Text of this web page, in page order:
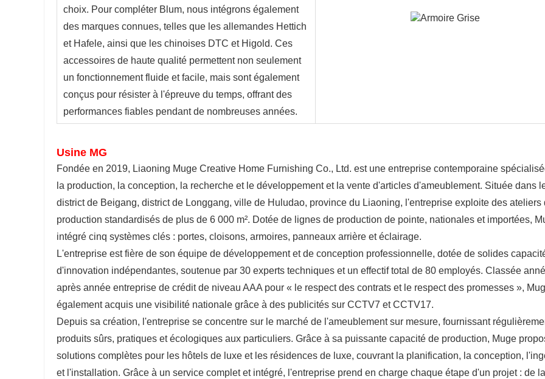
choix. Pour compléter Blum, nous intégrons également
des marques connues, telles que les allemandes Hettich
et Hafele, ainsi que les chinoises DTC et Higold. Ces
accessoires de haute qualité permettent non seulement
un fonctionnement fluide et facile, mais sont également
conçus pour résister à l'épreuve du temps, offrant des
performances fiables pendant de nombreuses années.
Usine MG
Fondée en 2019, Liaoning Muge Creative Home Furnishing Co., Ltd. est une entreprise contemporaine
la production, la conception, la recherche et le développement et la vente d'articles d'ameublement. Située dans
district de Beigang, district de Longgang, ville de Huludao, province du Liaoning, l'entreprise exploite des ateliers
production standardisés de plus de 6 000 m². Dotée de lignes de production de pointe, nationales et importées,
intégré cinq systèmes clés : portes, cloisons, armoires, panneaux arrière et éclairage.
L'entreprise est fière de son équipe de développement et de conception professionnelle, dotée de solides
d'innovation indépendantes, soutenue par 30 experts techniques et un effectif total de 80 employés. Classée
après année entreprise de crédit de niveau AAA pour « le respect des contrats et le respect des promesses »,
également acquis une visibilité nationale grâce à des publicités sur CCTV7 et CCTV17.
Depuis sa création, l'entreprise se concentre sur le marché de l'ameublement sur mesure, fournissant
produits sûrs, pratiques et écologiques aux particuliers. Grâce à sa puissante capacité de production, Muge
solutions complètes pour les hôtels de luxe et les résidences de luxe, couvrant la planification, la conception,
et l'installation. Grâce à un service complet et intégré, l'entreprise prend en charge chaque étape d'un projet : de la